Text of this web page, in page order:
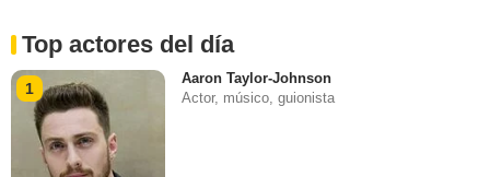
Top actores del día
1
Aaron Taylor-Johnson
Actor, músico, guionista